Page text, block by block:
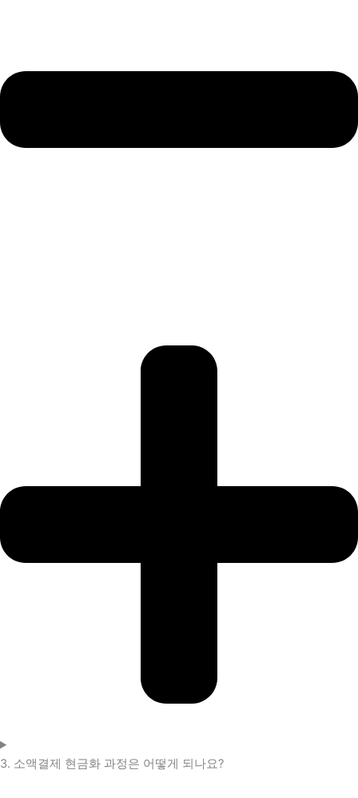
3. 소액결제 현금화 과정은 어떻게 되나요?